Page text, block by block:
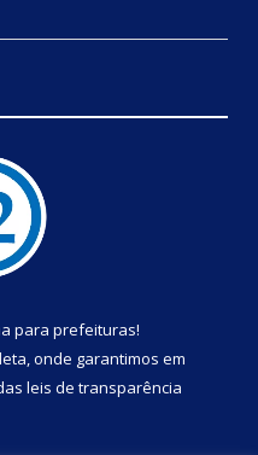
para prefeituras!
onde garantimos em
leis de transparência